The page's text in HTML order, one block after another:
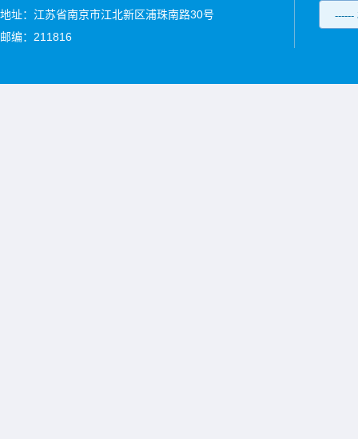
地址：江苏省南京市江北新区浦珠南路30号
邮编：211816